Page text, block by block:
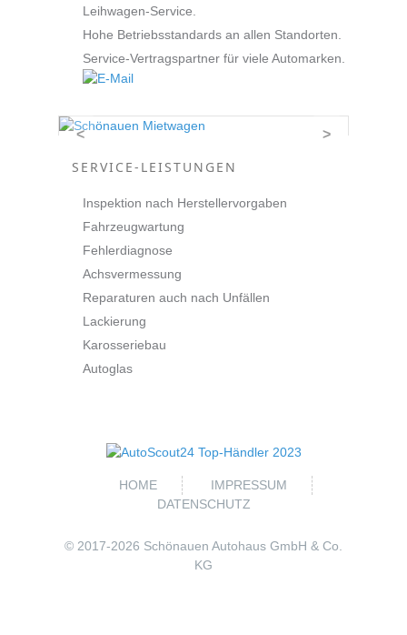
Leihwagen-Service.
Hohe Betriebsstandards an allen Standorten.
Service-Vertragspartner für viele Automarken.
< >
SERVICE-LEISTUNGEN
Inspektion nach Herstellervorgaben
Fahrzeugwartung
Fehlerdiagnose
Achsvermessung
Reparaturen auch nach Unfällen
Lackierung
Karosseriebau
Autoglas
HOME
IMPRESSUM
DATENSCHUTZ
© 2017-2026 Schönauen Autohaus GmbH & Co.
KG